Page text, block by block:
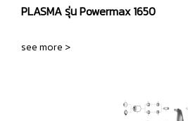
PLASMA รุ่น Powermax 1650
see more >